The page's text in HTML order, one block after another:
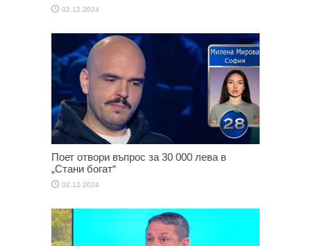
02.12.2024
Поет отвори въпрос за 30 000 лева в
„Стани богат“
02.12.2024